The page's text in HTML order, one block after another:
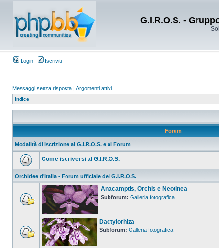
G.I.R.O.S. -
Login Iscriviti
Messaggi senza risposta | Argomenti attivi
Indice
Forum
Modalità di iscrizione al G.I.R.O.S. e al Forum
Come iscriversi al G.I.R.O.S.
Orchidee d'Italia - Forum ufficiale del G.I.R.O.S.
Anacamptis, Orchis e Neotinea
Subforum: Galleria fotografica
Dactylorhiza
Subforum: Galleria fotografica